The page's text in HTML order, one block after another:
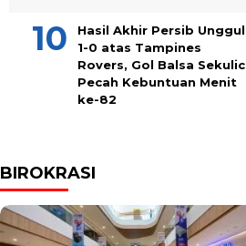
Hasil Akhir Persib Unggul
1-0 atas Tampines
Rovers, Gol Balsa Sekulic
Pecah Kebuntuan Menit
ke-82
BIROKRASI